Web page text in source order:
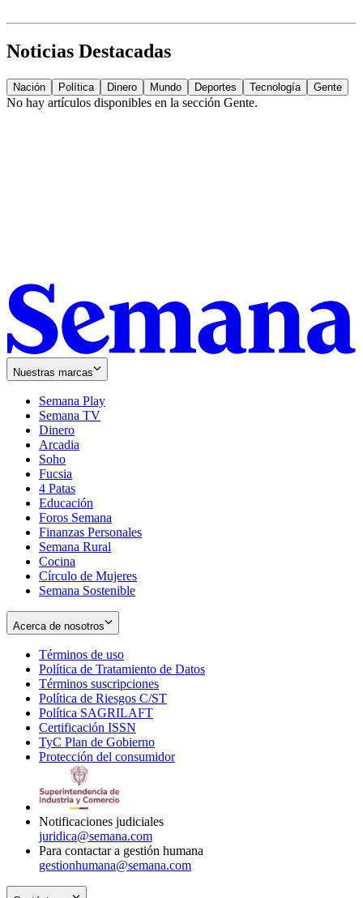
Noticias Destacadas
Nación Política Dinero Mundo Deportes Tecnología Gente
No hay artículos disponibles en la sección Gente.
Nuestras marcas
Semana Play
Semana TV
Dinero
Arcadia
Soho
in
new
window
Fucsia
in
new
window
4 Patas
Educación
Foros Semana
Finanzas Personales
Semana Rural
Cocina
Círculo de Mujeres
Semana Sostenible
Acerca de nosotros
Términos de uso
in
new
window
Política de Tratamiento de Datos
Términos suscripciones
in
Política de Riesgos C/ST
Política SAGRILAFT
new
window
Certificación ISSN
in
new
TyC Plan de Gobierno
in
Protección del consumidorOpens
Notificaciones judiciales
juridica@semana.com
Para contactar a gestión humana
gestionhumana@semana.com